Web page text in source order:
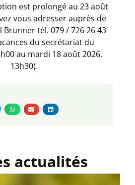
est prolongé au 23 août
vous adresser auprès de
Brunner tél. 079 / 726 26 43
du secrétariat du
au mardi 18 août 2026,
13h30).
actualités